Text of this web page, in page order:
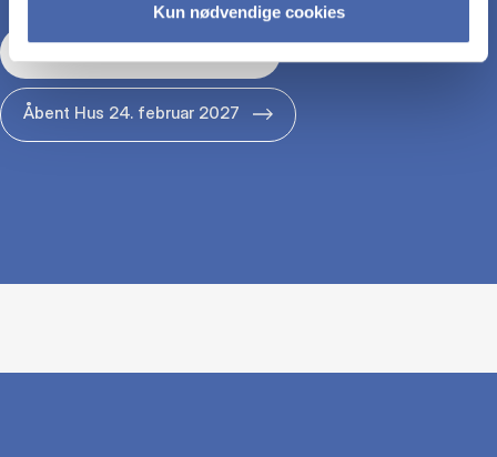
Kun nødvendige cookies
Åbent Hus 29. januar 2027
Åbent Hus 24. februar 2027